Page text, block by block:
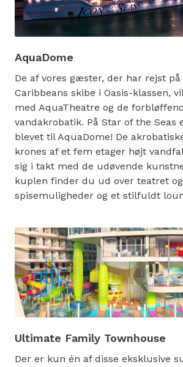
AquaDome
De af vores gæster, der har rejst på
Caribbeans skibe i Oasis-klassen,
med AquaTheatre og de
vandakrobatik. På Star of the Seas
blevet til AquaDome! De
krones af et fem etager højt
sig i takt med de udøvende
kuplen finder du ud over teatret
spisemuligheder og et stilfuldt
Ultimate Family Townhouse
Der er kun én af disse eksklusive